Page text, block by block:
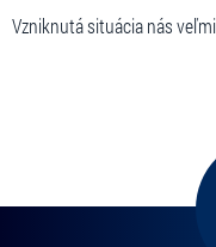
Vzniknutá situácia nás